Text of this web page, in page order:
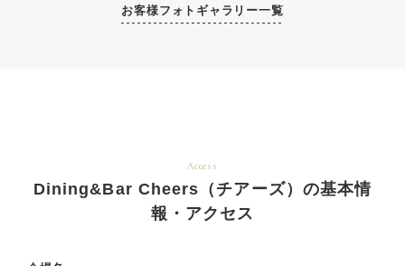
お客様フォトギャラリー一覧
Access
Dining&Bar Cheers（チアーズ）の基本情
報・アクセス